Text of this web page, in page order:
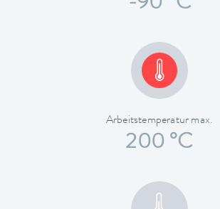
-90 °C
Arbeitstemperatur max.
200 °C